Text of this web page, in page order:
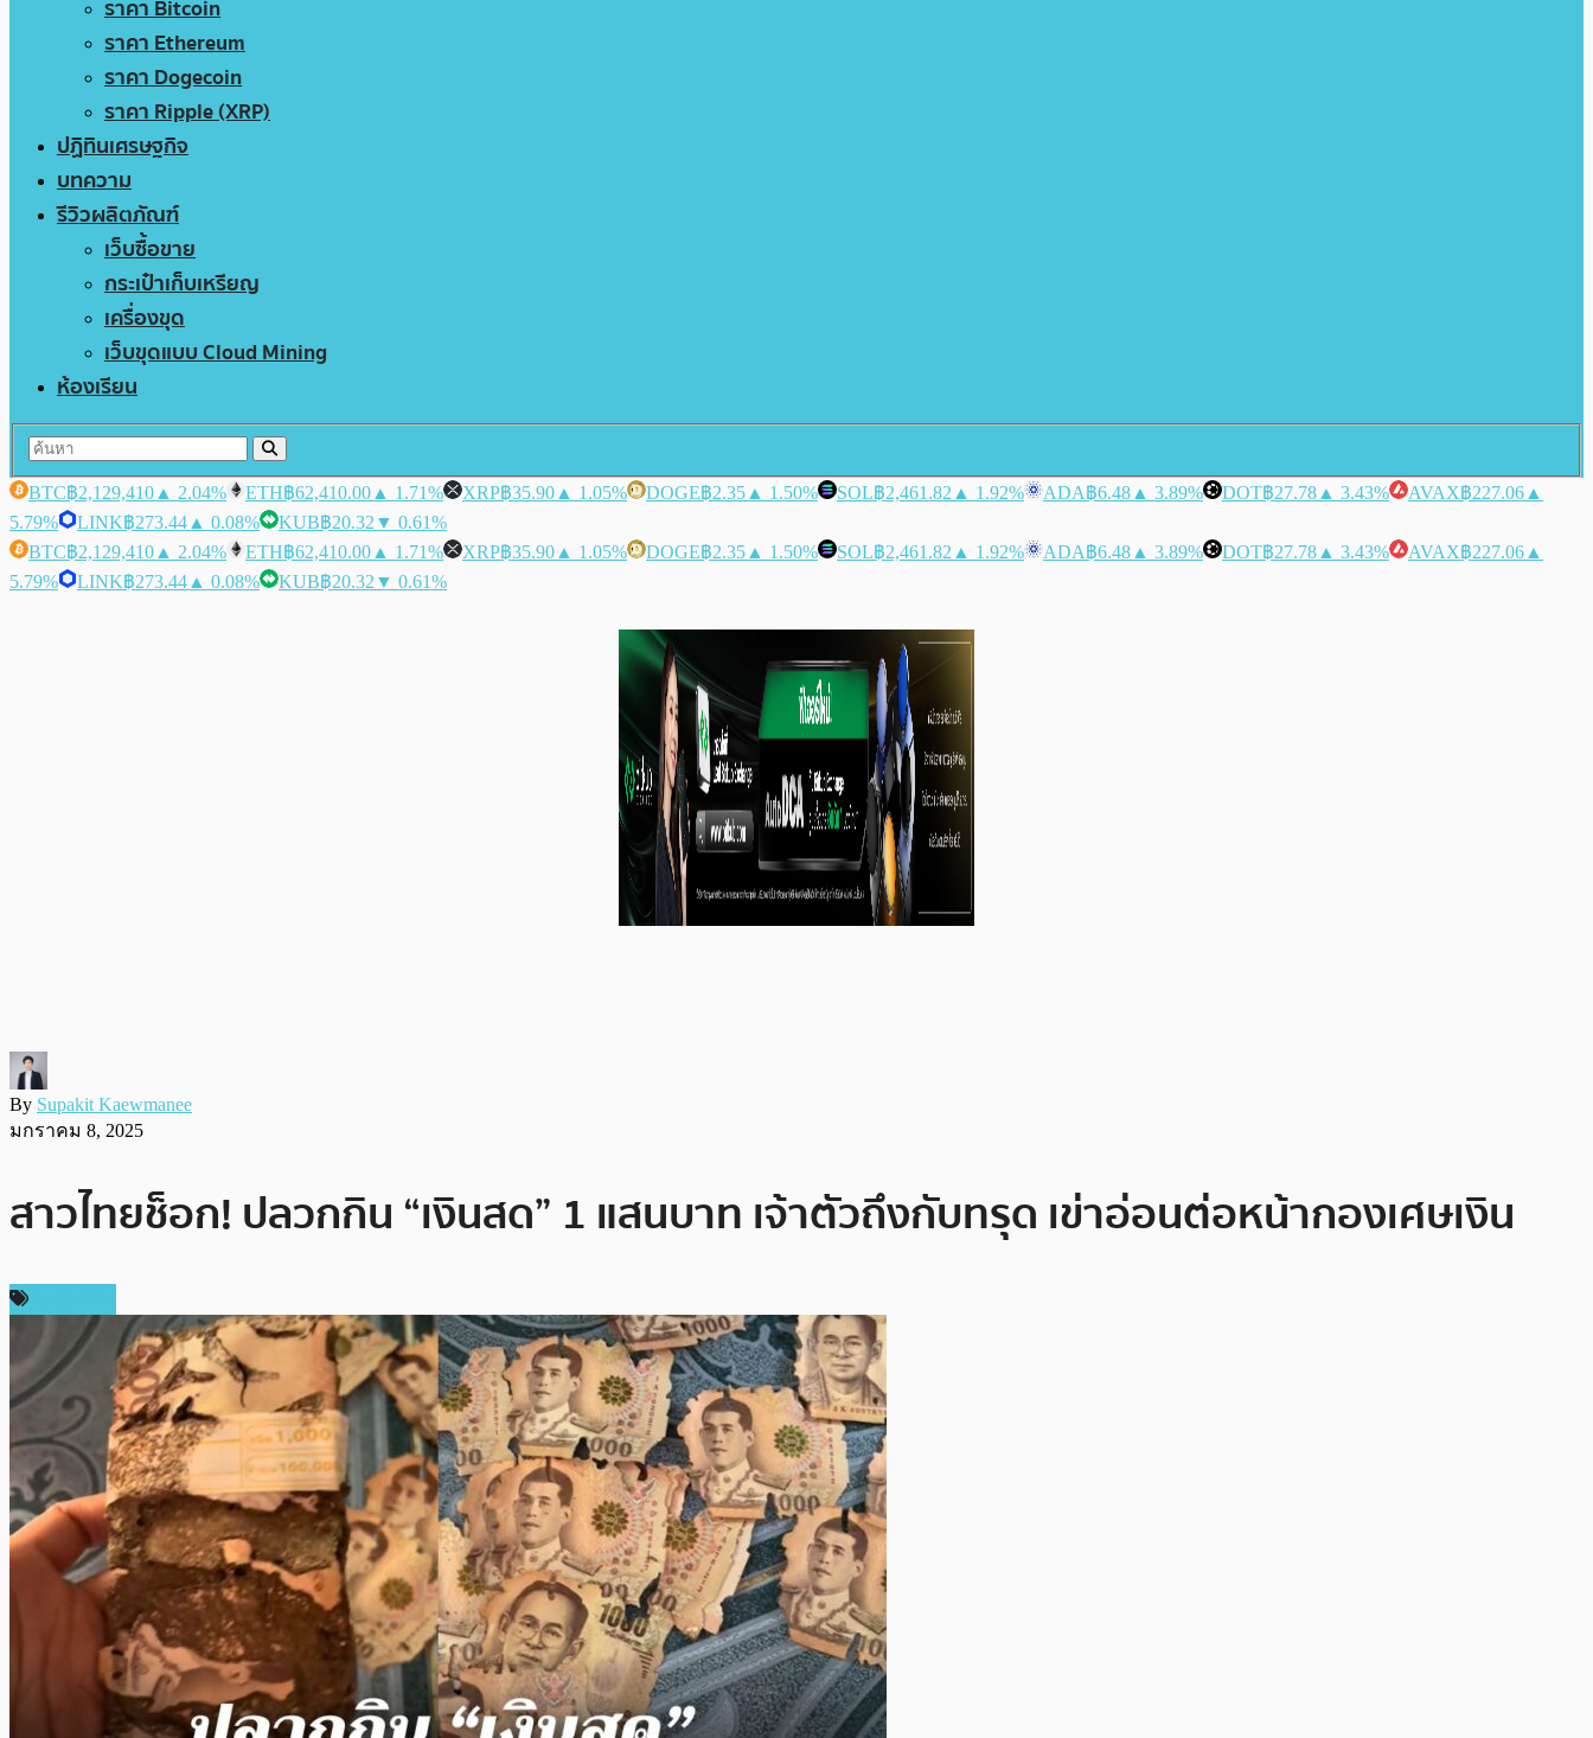
ราคา Bitcoin
ราคา Ethereum
ราคา Dogecoin
ราคา Ripple (XRP)
ปฏิทินเศรษฐกิจ
บทความ
รีวิวผลิตภัณฑ์
เว็บซื้อขาย
กระเป๋าเก็บเหรียญ
เครื่องขุด
เว็บขุดแบบ Cloud Mining
ห้องเรียน
BTC฿2,129,410 ▲ 2.04% ETH฿62,410.00 ▲ 1.71% XRP฿35.90 ▲ 1.05% DOGE฿2.35 ▲ 1.50% SOL฿2,461.82 ▲ 1.92% ADA฿6.48 ▲ 3.89% DOT฿27.78 ▲ 3.43% AVAX฿227.06 ▲
5.79%
LINK฿273.44 ▲ 0.08% KUB฿20.32 ▼ 0.61%
BTC฿2,129,410 ▲ 2.04% ETH฿62,410.00 ▲ 1.71% XRP฿35.90 ▲ 1.05% DOGE฿2.35 ▲ 1.50% SOL฿2,461.82 ▲ 1.92% ADA฿6.48 ▲ 3.89% DOT฿27.78 ▲ 3.43% AVAX฿227.06 ▲
5.79%
LINK฿273.44 ▲ 0.08% KUB฿20.32 ▼ 0.61%
By Supakit Kaewmanee
มกราคม 8, 2025
สาวไทยช็อก! ปลวกกิน “เงินสด” 1 แสนบาท เจ้าตัวถึงกับทรุด เข่าอ่อนต่อหน้ากองเศษเงิน